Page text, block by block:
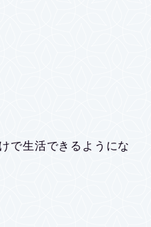
で生活できるようにな